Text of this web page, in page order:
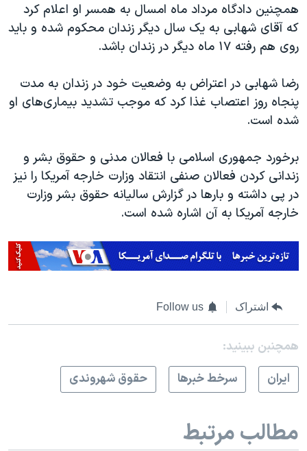
همچنین دادگاه مرداد ماه امسال به همسر او اعلام کرد
که آقای شهابی به یک سال دیگر زندان محکوم شده و باید
روی هم رفته ۱۷ ماه دیگر در زندان باشد.
رضا شهابی در اعتراض به وضعیت خود در زندان به مدت
پنجاه روز اعتصاب غذا کرد که موجب تشدید بیماری‌های او
شده است.
برخورد جمهوری اسلامی با فعالان مدنی و حقوق بشر و
زندانی کردن فعالان صنفی انتقاد وزارت خارجه آمریکا را نیز
در پی داشته و بارها در گزارش سالیانه حقوق بشر وزارت
خارجه آمریکا به آن اشاره شده است.
اشتراک Follow us
همچنبن ببینید:
ايران
سرخط خبرها حقوق شهروندی
مطالب مرتبط